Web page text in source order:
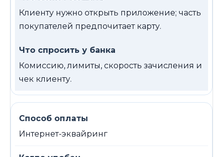
Клиенту нужно открыть приложение; часть
покупателей предпочитает карту.
Комиссию, лимиты, скорость зачисления и
чек клиенту.
Интернет-эквайринг